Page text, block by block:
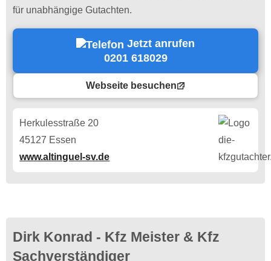
für unabhängige Gutachten.
Jetzt anrufen
0201 618029
Webseite besuchen
Herkulesstraße 20
45127 Essen
www.altinguel-sv.de
Dirk Konrad - Kfz Meister & Kfz
Sachverständiger